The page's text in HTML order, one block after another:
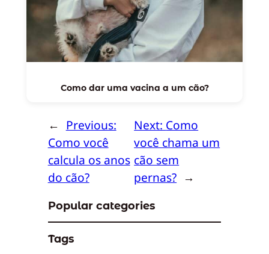
Como dar uma vacina a um cão?
← Previous:
Como você
calcula os anos
do cão?
Next: Como
você chama um
cão sem
pernas? →
Popular categories
Tags